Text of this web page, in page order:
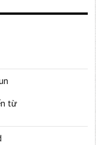
từ